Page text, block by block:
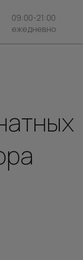
09:00-21:00
ежедневно